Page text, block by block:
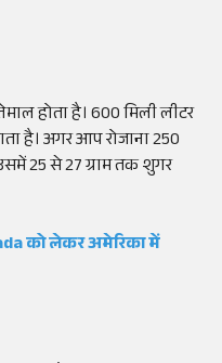
होता है। 600 मिली लीटर
है। अगर आप रोजाना 250
25 से 27 ग्राम तक शुगर
को लेकर अमेरिका में